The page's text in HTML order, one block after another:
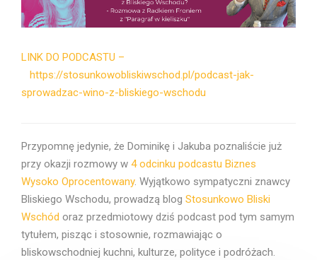
LINK DO PODCASTU –
https://stosunkowobliskiwschod.pl/podcast-jak-
sprowadzac-wino-z-bliskiego-wschodu
Przypomnę jedynie, że Dominikę i Jakuba poznaliście już
przy okazji rozmowy w 4 odcinku podcastu Biznes
Wysoko Oprocentowany. Wyjątkowo sympatyczni znawcy
Bliskiego Wschodu, prowadzą blog Stosunkowo Bliski
Wschód oraz przedmiotowy dziś podcast pod tym samym
tytułem, pisząc i stosownie, rozmawiając o
bliskowschodniej kuchni, kulturze, polityce i podróżach.